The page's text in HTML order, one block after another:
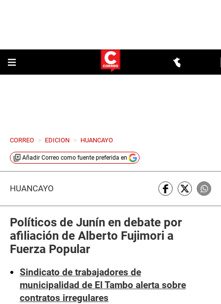
CORREO > EDICION > HUANCAYO
Añadir Correo como fuente preferida en
HUANCAYO
Políticos de Junín en debate por
afiliación de Alberto Fujimori a
Fuerza Popular
Sindicato de trabajadores de
municipalidad de El Tambo alerta sobre
contratos irregulares